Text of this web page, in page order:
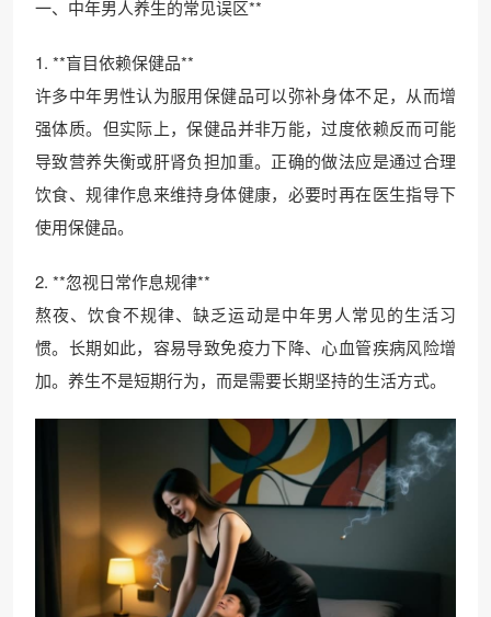
一、中年男人养生的常见误区**
1. **盲目依赖保健品**
许多中年男性认为服用保健品可以弥补身体不足，从而增
强体质。但实际上，保健品并非万能，过度依赖反而可能
导致营养失衡或肝肾负担加重。正确的做法应是通过合理
饮食、规律作息来维持身体健康，必要时再在医生指导下
使用保健品。
2. **忽视日常作息规律**
熬夜、饮食不规律、缺乏运动是中年男人常见的生活习
惯。长期如此，容易导致免疫力下降、心血管疾病风险增
加。养生不是短期行为，而是需要长期坚持的生活方式。